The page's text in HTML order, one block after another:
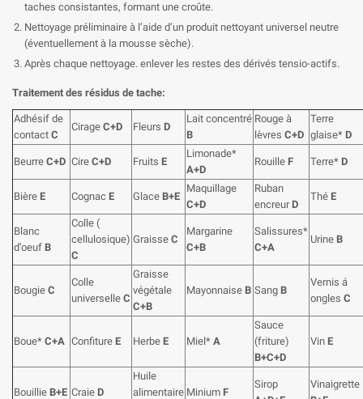
taches consistantes, formant une croûte.
Nettoyage préliminaire à l’aide d’un produit nettoyant universel neutre
(éventuellement à la mousse sèche).
Après chaque nettoyage. enlever les restes des dérivés tensio-actifs.
Traitement des résidus de tache:
Adhésif de
contact C
Cirage C+D Fleurs D
Lait concentré
B
Rouge à
lèvres C+D
Terre
glaise* D
Beurre C+D Cire C+D Fruits E
Limonade*
A+D
Rouille F Terre* D
Bière E Cognac E Glace B+E
Maquillage
C+D
Ruban
encreur D
Thé E
Blanc
d’oeuf B
Colle (
cellulosique)
C
Graisse C
Margarine
C+B
Salissures*
C+A
Urine B
Bougie C
Colle
universelle C
Graisse
végétale
C+B
Mayonnaise B Sang B
Vernis á
ongles C
Boue* C+A Confiture E Herbe E Miel* A
Sauce
(friture)
B+C+D
Vin E
Bouillie B+E Craie D
Huile
alimentaire Minium F
Sirop
Vinaigrette